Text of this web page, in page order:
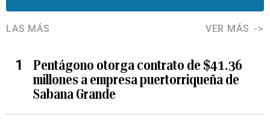
LAS MÁS VER MÁS
Pentágono otorga contrato de $41.36
millones a empresa puertorriqueña de
Sabana Grande